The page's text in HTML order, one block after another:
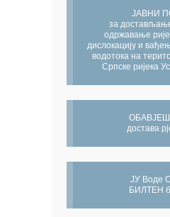
ЈАВНИ
за
одржавање
дислокацију и
водотока на
Српске ријека
достава
ЈУ Воде
БИЛТЕН